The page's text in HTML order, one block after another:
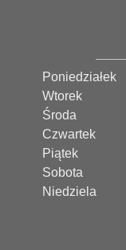
Poniedziałek
Wtorek
Środa
Czwartek
Piątek
Sobota
Niedziela